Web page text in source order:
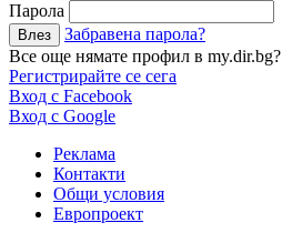
Парола
Забравена парола?
Все още нямате профил в my.dir.bg?
Регистрирайте се сега
Вход с Facebook
Вход с Google
Реклама
Контакти
Общи условия
Европроект